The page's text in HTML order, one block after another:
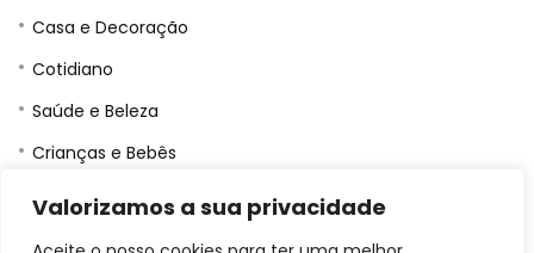
Valorizamos a sua privacidade
Casa e Decoração
Cotidiano
Saúde e Beleza
Crianças e Bebês
Jardinagem